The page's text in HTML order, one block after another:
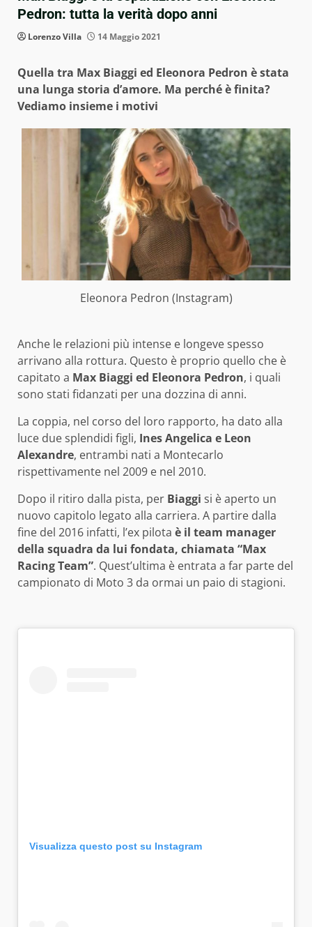
Pedron: tutta la verità dopo anni
Lorenzo Villa 14 Maggio 2021
Quella tra Max Biaggi ed Eleonora Pedron è stata
una lunga storia d’amore. Ma perché è finita?
Vediamo insieme i motivi
Eleonora Pedron (Instagram)
Anche le relazioni più intense e longeve spesso
arrivano alla rottura. Questo è proprio quello che è
capitato a Max Biaggi ed Eleonora Pedron, i quali
sono stati fidanzati per una dozzina di anni.
La coppia, nel corso del loro rapporto, ha dato alla
luce due splendidi figli, Ines Angelica e Leon
Alexandre, entrambi nati a Montecarlo
rispettivamente nel 2009 e nel 2010.
Dopo il ritiro dalla pista, per Biaggi si è aperto un
nuovo capitolo legato alla carriera. A partire dalla
fine del 2016 infatti, l’ex pilota è il team manager
della squadra da lui fondata, chiamata “Max
Racing Team”. Quest’ultima è entrata a far parte del
campionato di Moto 3 da ormai un paio di stagioni.
Visualizza questo post su Instagram